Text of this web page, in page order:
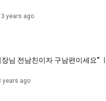
3 years ago
님 전남친이자 구남편이세요”
years ago